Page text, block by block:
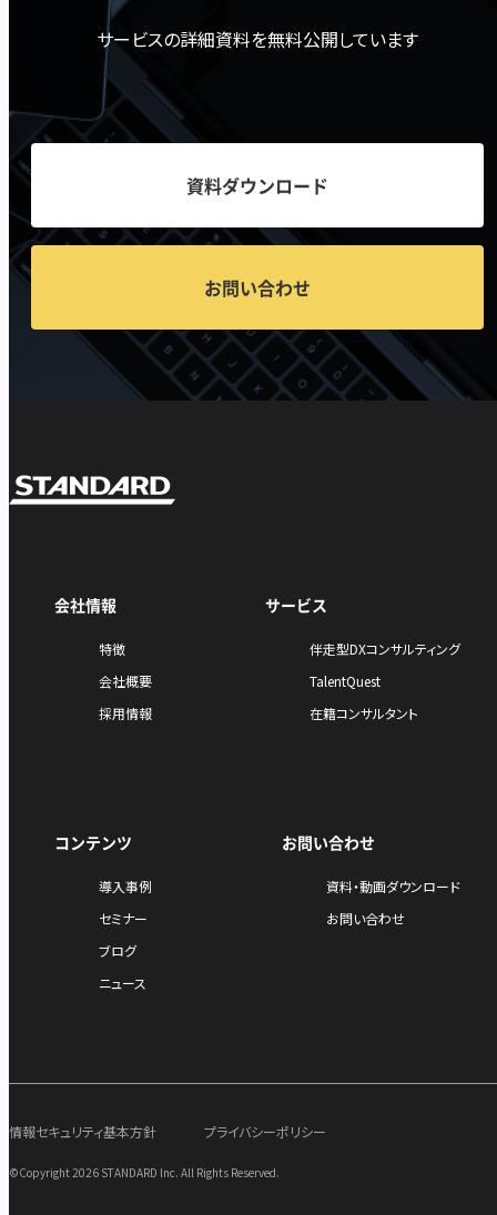
サービスの詳細資料を無料公開しています
資料ダウンロード
お問い合わせ
会社情報
特徴
会社概要
採用情報
サービス
伴走型DXコンサルティング
TalentQuest
在籍コンサルタント
コンテンツ
導入事例
セミナー
ブログ
ニュース
お問い合わせ
資料・動画ダウンロード
お問い合わせ
©Copyright 2026 STANDARD Inc. All Rights Reserved.
情報セキュリティ基本方針 プライバシーポリシー